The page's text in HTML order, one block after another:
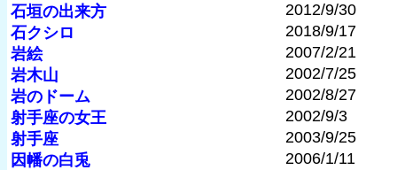
石垣の出来方
2012/9/30
石クシロ
2018/9/17
岩絵
2007/2/21
岩木山
2002/7/25
岩のドーム
2002/8/27
射手座の女王
2002/9/3
射手座
2003/9/25
因幡の白兎
2006/1/11